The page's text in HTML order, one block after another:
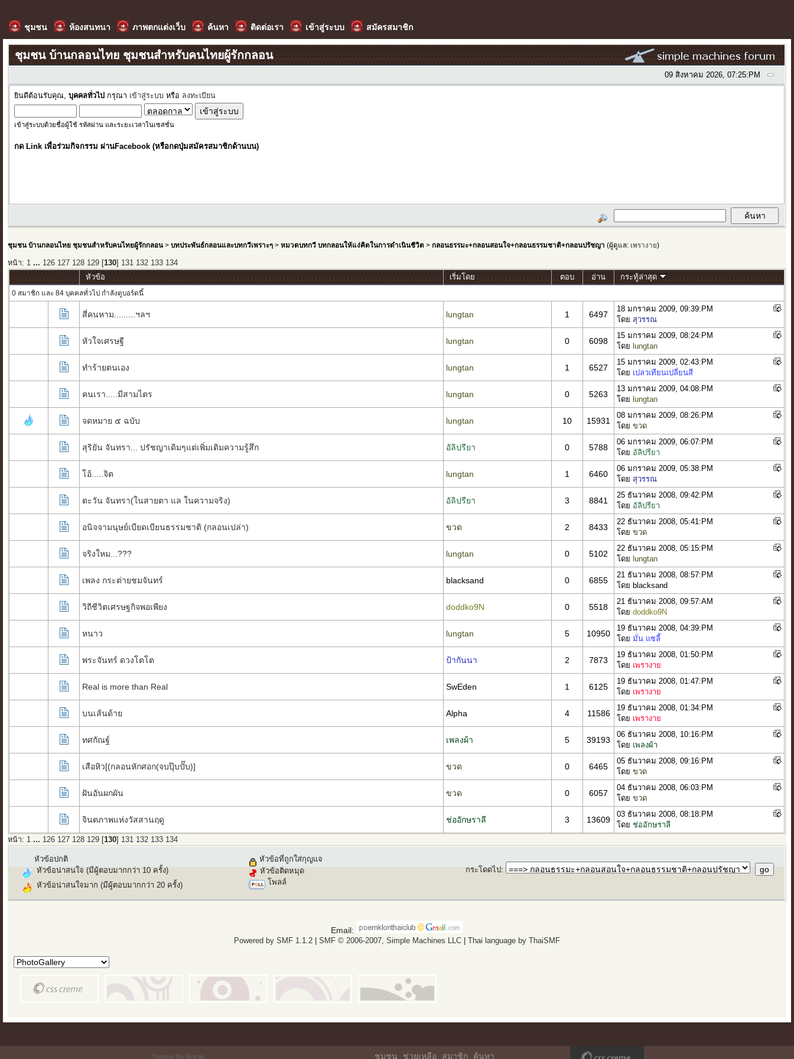
ชุมชน ห้องสนทนา ภาพตกแต่งเว็บ ค้นหา ติดต่อเรา เข้าสู่ระบบ สมัครสมาชิก
ชุมชน บ้านกลอนไทย ชุมชนสำหรับคนไทยผู้รักกลอน
09 สิงหาคม 2026, 07:25:PM
ยินดีต้อนรับคุณ,บุคคลทั่วไป กรุณา เข้าสู่ระบบ หรือ ลงทะเบียน
เข้าสู่ระบบด้วยชื่อผู้ใช้ รหัสผ่าน และระยะเวลาในเซสชั่น
กด Link เพื่อร่วมกิจกรรม ผ่านFacebook (หรือกดปุ่มสมัครสมาชิกด้านบน)
ชุมชน บ้านกลอนไทย ชุมชนสำหรับคนไทยผู้รักกลอน >บทประพันธ์กลอนและบทกวีเพราะๆ >หมวดบทกวี บทกลอนให้แง่คิดในการดำเนินชีวิต >กลอนธรรมะ+กลอนสอนใจ+กลอนธรรมชาติ+กลอนปรัชญา (ผู้ดูแล: เพรางาย)
หน้า: 1 ... 126 127 128 129 [130 131 132 133 134
หัวข้อ เริ่มโดย ตอบ อ่าน กระทู้ล่าสุด
0 สมาชิก และ 84 บุคคลทั่วไป กำลังดูบอร์ดนี้
สี่คนหาม.........ฯลฯ lungtan 1 6497
18 มกราคม 2009, 09:39:PM
โดย สุวรรณ
หัวใจเศรษฐี lungtan 0 6098
15 มกราคม 2009, 08:24:PM
โดย lungtan
ทำร้ายตนเอง lungtan 1 6527
15 มกราคม 2009, 02:43:PM
โดย เปลวเทียนเปลี่ยนสี
คนเรา.....มีสามไตร lungtan 0 5263
13 มกราคม 2009, 04:08:PM
โดย lungtan
จดหมาย ๕ ฉบับ lungtan 10 15931
08 มกราคม 2009, 08:26:PM
โดยขวด
สุริยัน จันทรา... ปรัชญาเดิมๆแต่เพิ่มเติมความรู้สึก อัลิปรียา 0 5788
06 มกราคม 2009, 06:07:PM
โดย อัลิปรียา
โอ้.....จิต lungtan 1 6460
06 มกราคม 2009, 05:38:PM
โดย สุวรรณ
ตะวัน จันทรา(ในสายตา แล ในความจริง) อัลิปรียา 3 8841
25 ธันวาคม 2008, 09:42:PM
โดย อัลิปรียา
อนิจจามนุษย์เบียดเบียนธรรมชาติ (กลอนเปล่า) ขวด 2 8433
22 ธันวาคม 2008, 05:41:PM
โดยขวด
จริงใหม...??? lungtan 0 5102
22 ธันวาคม 2008, 05:15:PM
โดย lungtan
เพลง กระต่ายชมจันทร์ blacksand 0 6855
21 ธันวาคม 2008, 08:57:PM
โดย blacksand
วิถีชีวิตเศรษฐกิจพอเพียง doddko9N 0 5518
21 ธันวาคม 2008, 09:57:AM
โดยdoddko9N
หนาว lungtan 5 10950
19 ธันวาคม 2008, 04:39:PM
โดยมั่น แซลี้
พระจันทร์ ดวงโตโต ป้ากันนา 2 7873
19 ธันวาคม 2008, 01:50:PM
โดย เพรางาย
Real is more than Real SwEden 1 6125
19 ธันวาคม 2008, 01:47:PM
โดย เพรางาย
บนเส้นด้าย Alpha 4 11586
19 ธันวาคม 2008, 01:34:PM
โดย เพรางาย
ทศกัณฐ์ เพลงผ้า 5 39193
06 ธันวาคม 2008, 10:16:PM
โดย เพลงผ้า
เสือหิว[(กลอนหักศอก(จบปุ๊บปั๊บ)] ขวด 0 6465
05 ธันวาคม 2008, 09:16:PM
โดยขวด
ฝันอันผกผัน ขวด 0 6057
04 ธันวาคม 2008, 06:03:PM
โดยขวด
จินตภาพแห่งวัสสานฤดู ช่ออักษราลี 3 13609
03 ธันวาคม 2008, 08:18:PM
โดยช่ออักษราลี
หน้า: 1 ... 126 127 128 129 [130 131 132 133 134
หัวข้อปกติ
หัวข้อน่าสนใจ (มีผู้ตอบมากกว่า 10 ครั้ง)
หัวข้อน่าสนใจมาก (มีผู้ตอบมากกว่า 20 ครั้ง)
หัวข้อที่ถูกใส่กุญแจ
หัวข้อติดหมุด
โพลล์
กระโดดไป:
Email:
Powered by SMF 1.1.2| SMF © 2006-2007, Simple Machines LLC| Thai language by ThaiSMF
Theme By Burak ชุมชน ช่วยเหลือ สมาชิก ค้นหา